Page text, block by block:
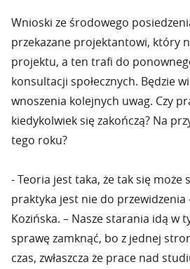
Wnioski ze środowego
przekazane projektantowi, który
projektu, a ten trafi do
konsultacji społecznych. Będzie
wnoszenia kolejnych uwag. Czy
kiedykolwiek się zakończą? Na
tego roku?
- Teoria jest taka, że tak się może
praktyka jest nie do przewidzenia
Kozińska. – Nasze starania idą w
sprawę zamknąć, bo z jednej
czas, zwłaszcza że prace nad